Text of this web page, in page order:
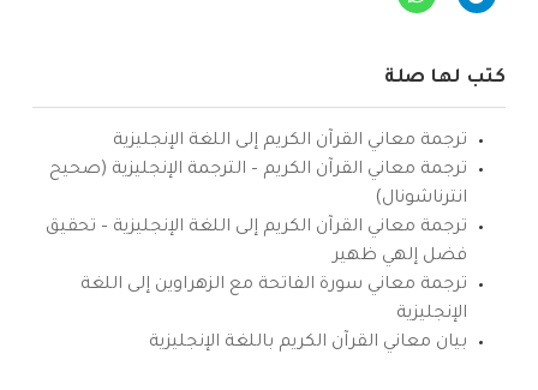
كتب لها صلة
ترجمة معاني القرآن الكريم إلى اللغة الإنجليزية
ترجمة معاني القرآن الكريم – الترجمة الإنجليزية (صحيح
انترناشونال)
ترجمة معاني القرآن الكريم إلى اللغة الإنجليزية – تحقيق
فضل إلهي ظهير
ترجمة معاني سورة الفاتحة مع الزهراوين إلى اللغة
الإنجليزية
بيان معاني القرآن الكريم باللغة الإنجليزية